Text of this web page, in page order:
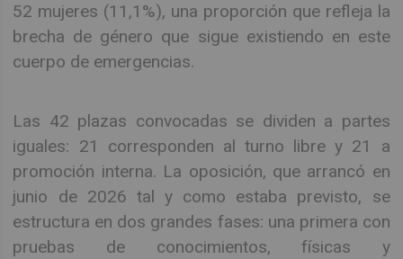
52 mujeres (11,1%), una proporción que refleja la
brecha de género que sigue existiendo en este
cuerpo de emergencias.
Las 42 plazas convocadas se dividen a partes
iguales: 21 corresponden al turno libre y 21 a
promoción interna. La oposición, que arrancó en
junio de 2026 tal y como estaba previsto, se
estructura en dos grandes fases: una primera con
pruebas de conocimientos, físicas y